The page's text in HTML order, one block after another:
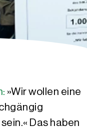
»Wir wollen eine
Das haben